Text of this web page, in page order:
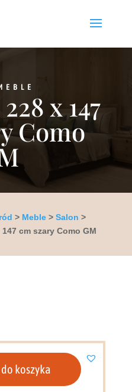
x 147
Como
> Meble> Salon >
cm szary Como GM
koszyka